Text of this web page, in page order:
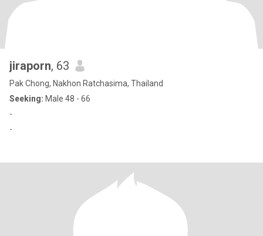
jiraporn, 63
Pak Chong, Nakhon Ratchasima, Thailand
Seeking: Male 48 - 66
-
-